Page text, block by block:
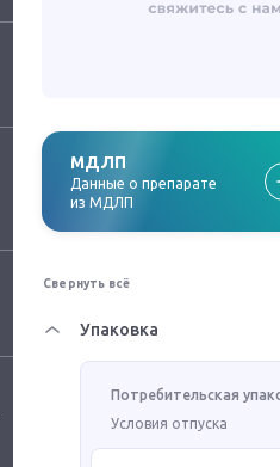
МДЛП
Данные о препарате
из МДЛП
Свернуть всё
Упаковка
Потребительская
Условия отпуска